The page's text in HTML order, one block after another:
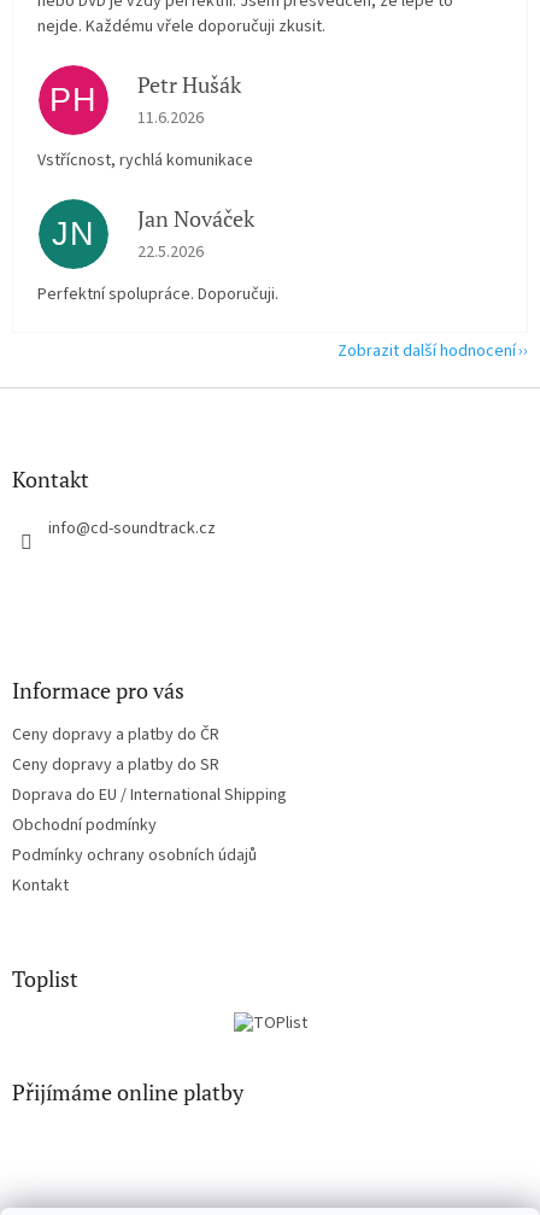
nejde. Každému vřele doporučuji zkusit.
PH Petr Hušák
Hodnocení obchodu je 5 z 5 hvězdiček.
11.6.2026
Vstřícnost, rychlá komunikace
JN Jan Nováček
Hodnocení obchodu je 5 z 5 hvězdiček.
22.5.2026
Perfektní spolupráce. Doporučuji.
Zobrazit další hodnocení
Z
Kontakt
info@cd-soundtrack.cz
Informace pro vás
Ceny dopravy a platby do ČR
Ceny dopravy a platby do SR
Doprava do EU / International Shipping
Obchodní podmínky
Podmínky ochrany osobních údajů
Kontakt
Toplist
Přijímáme online platby